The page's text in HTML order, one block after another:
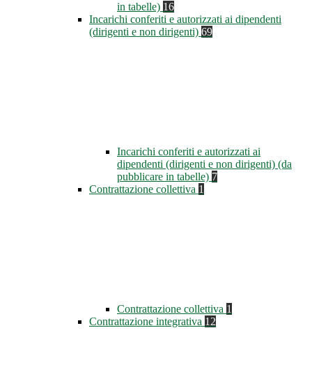
in tabelle) 16
Incarichi conferiti e autorizzati ai dipendenti
(dirigenti e non dirigenti) 69
Incarichi conferiti e autorizzati ai
dipendenti (dirigenti e non dirigenti) (da
pubblicare in tabelle) 7
Contrattazione collettiva 1
Contrattazione collettiva 1
Contrattazione integrativa 12